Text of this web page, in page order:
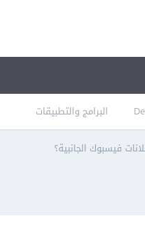
البرامج والتطبيقات
فيسبوك الجانبية؟